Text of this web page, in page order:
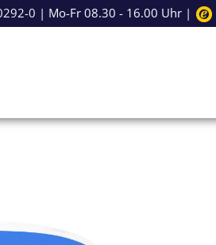
0 | Mo-Fr 08.30 - 16.00 Uhr |